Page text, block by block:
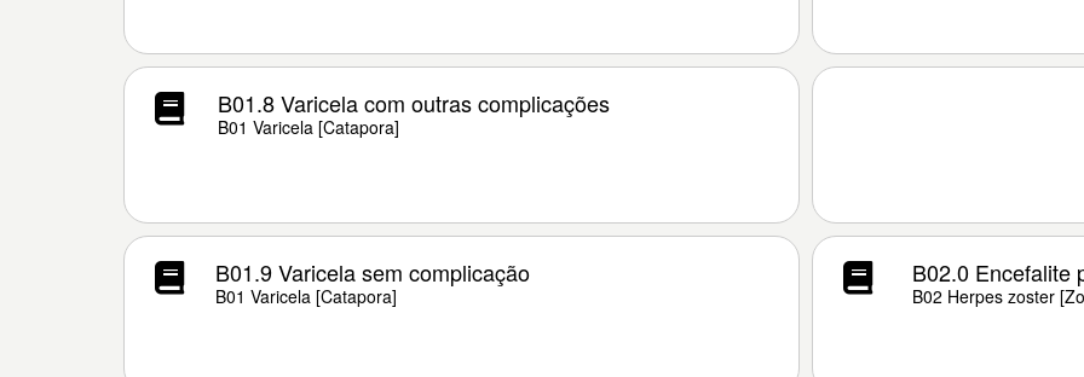
B01.8 Varicela com outras complicações
B01 Varicela [Catapora]
B01.9 Varicela sem complicação
B01 Varicela [Catapora]
B02.0 Encefalite
B02 Herpes zoster